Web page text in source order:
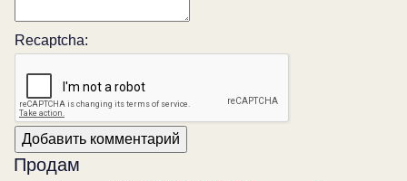
Recaptcha:
Продам